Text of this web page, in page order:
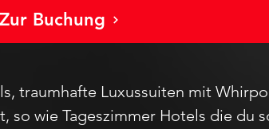
Zur Buchung
traumhafte Luxussuiten mit
, so wie Tageszimmer Hotels die du